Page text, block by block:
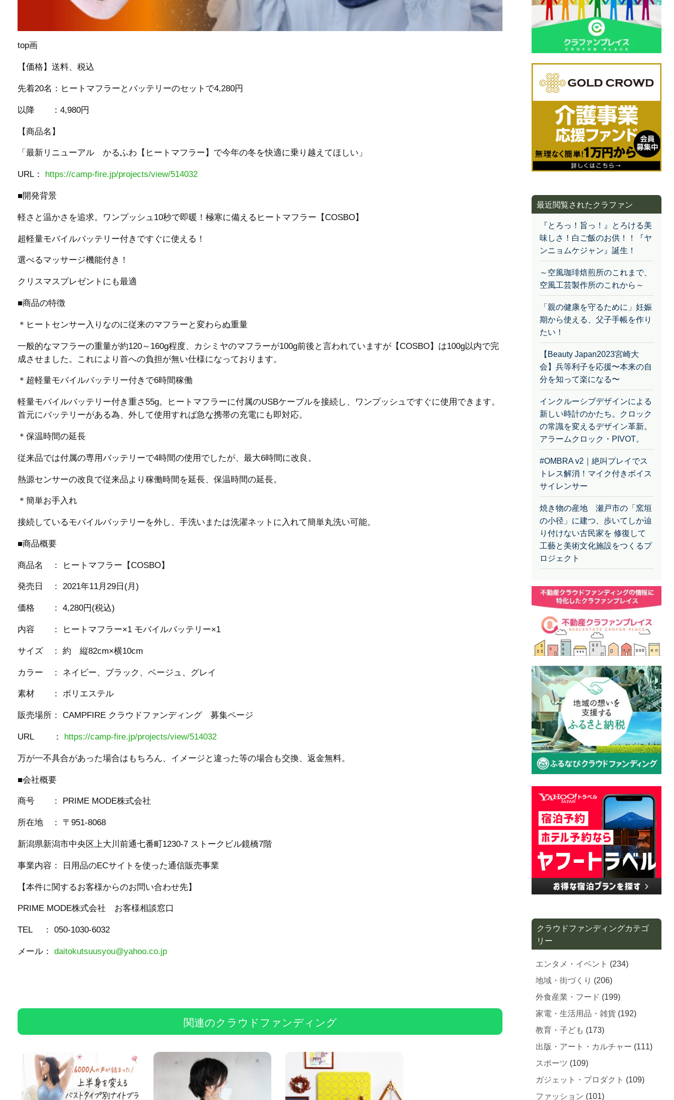
top画
【価格】送料、税込
先着20名：ヒートマフラーとバッテリーのセットで4,280円
以降 ：4,980円
【商品名】
「最新リニューアル かるふわ【ヒートマフラー】で今年の冬を快適に乗り越えてほしい」
URL： https://camp-fire.jp/projects/view/514032
■開発背景
軽さと温かさを追求。ワンプッシュ10秒で即暖！極寒に備えるヒートマフラー【COSBO】
超軽量モバイルバッテリー付きですぐに使える！
選べるマッサージ機能付き！
クリスマスプレゼントにも最適
■商品の特徴
＊ヒートセンサー入りなのに従来のマフラーと変わらぬ重量
一般的なマフラーの重量が約120～160g程度、カシミヤのマフラーが100g前後と言われていますが【COSBO】は100g以内で完
成させました。これにより首への負担が無い仕様になっております。
＊超軽量モバイルバッテリー付きで6時間稼働
軽量モバイルバッテリー付き重さ55g。ヒートマフラーに付属のUSBケーブルを接続し、ワンプッシュですぐに使用できます。
首元にバッテリーがある為、外して使用すれば急な携帯の充電にも即対応。
＊保温時間の延長
従来品では付属の専用バッテリーで4時間の使用でしたが、最大6時間に改良。
熱源センサーの改良で従来品より稼働時間を延長、保温時間の延長。
＊簡単お手入れ
接続しているモバイルバッテリーを外し、手洗いまたは洗濯ネットに入れて簡単丸洗い可能。
■商品概要
商品名 ： ヒートマフラー【COSBO】
発売日 ： 2021年11月29日(月)
価格 ： 4,280円(税込)
内容 ： ヒートマフラー×1 モバイルバッテリー×1
サイズ ： 約 縦82cm×横10cm
カラー ： ネイビー、ブラック、ベージュ、グレイ
素材 ： ポリエステル
販売場所： CAMPFIRE クラウドファンディング 募集ページ
URL ： https://camp-fire.jp/projects/view/514032
万が一不具合があった場合はもちろん、イメージと違った等の場合も交換、返金無料。
■会社概要
商号 ： PRIME MODE株式会社
所在地 ： 〒951-8068
新潟県新潟市中央区上大川前通七番町1230-7 ストークビル鏡橋7階
事業内容： 日用品のECサイトを使った通信販売事業
【本件に関するお客様からのお問い合わせ先】
PRIME MODE株式会社 お客様相談窓口
TEL ： 050-1030-6032
メール： daitokutsuusyou@yahoo.co.jp
関連のクラウドファンディング
最近閲覧されたクラファン
『とろっ！旨っ！』とろける美
味しさ！白ご飯のお供！！『ヤ
ンニョムケジャン』誕生！
～空風珈琲焙煎所のこれまで、
空風工芸製作所のこれから～
「親の健康を守るために」妊娠
期から使える、父子手帳を作り
たい！
【Beauty Japan2023宮崎大
会】兵等利子を応援〜本来の自
分を知って楽になる〜
インクルーシブデザインによる
新しい時計のかたち。クロック
の常識を変えるデザイン革新。
アラームクロック・PIVOT。
#OMBRA v2｜絶叫プレイでス
トレス解消！マイク付きボイス
サイレンサー
焼き物の産地 瀬戸市の「窯垣
の小径」に建つ、歩いてしか辿
り付けない古民家を 修復して
工藝と美術文化施設をつくるプ
ロジェクト
クラウドファンディングカテゴ
リー
エンタメ・イベント (234)
地域・街づくり (206)
外食産業・フード (199)
家電・生活用品・雑貨 (192)
教育・子ども (173)
出版・アート・カルチャー (111)
スポーツ (109)
ガジェット・プロダクト (109)
ファッション (101)